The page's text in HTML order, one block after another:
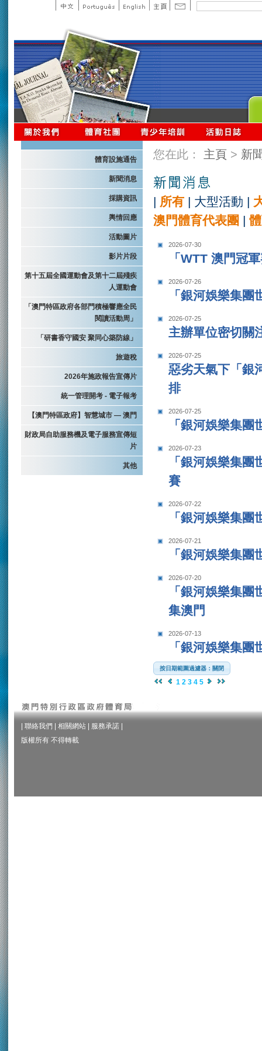
體育設施通告
新聞消息
採購資訊
輿情回應
活動圖片
影片片段
第十五屆全國運動會及第十二屆殘疾
人運動會
「澳門特區政府各部門積極響應全民
閱讀活動周」
「研書香守國安 聚同心築防線」
旅遊稅
2026年施政報告宣傳片
統一管理開考 - 電子報考
【澳門特區政府】智慧城市 — 澳門
財政局自助服務機及電子服務宣傳短
片
其他
您在此： 主頁 > 新
| 所有 | 大型活動 |
澳門體育代表團 |
2026-07-30
「WTT 澳門冠
2026-07-26
「銀河娛樂集
2026-07-25
主辦單位密切關
2026-07-25
惡劣天氣下「銀
排
2026-07-25
「銀河娛樂集
2026-07-23
「銀河娛樂集
賽
2026-07-22
「銀河娛樂集
2026-07-21
「銀河娛樂集
2026-07-20
「銀河娛樂集
集澳門
2026-07-13
「銀河娛樂集
按日期範圍過濾器：關閉
1 2 3 4 5
聯絡我們 相關網站 服務承諾
版權所有 不得轉載